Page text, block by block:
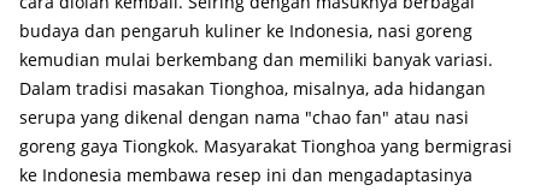
budaya dan pengaruh kuliner ke Indonesia, nasi goreng
kemudian mulai berkembang dan memiliki banyak variasi.
Dalam tradisi masakan Tionghoa, misalnya, ada hidangan
serupa yang dikenal dengan nama "chao fan" atau nasi
goreng gaya Tiongkok. Masyarakat Tionghoa yang bermigrasi
ke Indonesia membawa resep ini dan mengadaptasinya